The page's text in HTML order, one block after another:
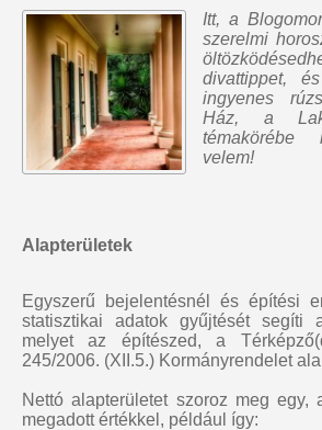
Itt, a
szerelmi
divattippet,
ingyenes
Ház, a
témakörébe
velem!
Alapterületek
Egyszerű bejelentésnél és építési
statisztikai adatok gyűjtését segíti
melyet az építészed, a
245/2006. (XII.5.) Kormányrendelet
Nettó alapterületet szoroz meg egy,
megadott értékkel, például így: